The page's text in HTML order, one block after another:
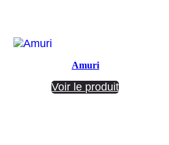
Amuri
Voir le produit